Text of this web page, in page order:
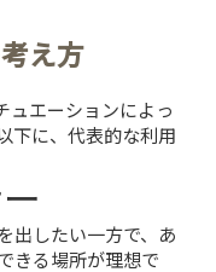
え方
ュエーションによっ
下に、代表的な利用
出したい一方で、あ
きる場所が理想で